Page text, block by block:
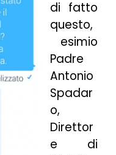
di fatto
questo,
esimio
Padre
Antonio
Spadar
o,
Direttor
e di